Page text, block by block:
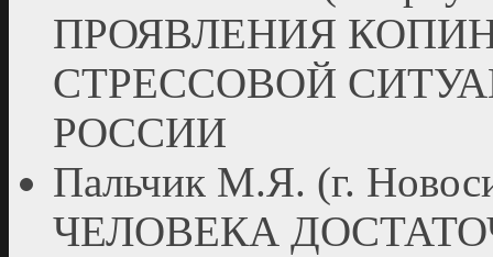
ПРОЯВЛЕНИЯ
СТРЕССОВОЙ
РОССИИ
Пальчик М.Я. (г.
ЧЕЛОВЕКА